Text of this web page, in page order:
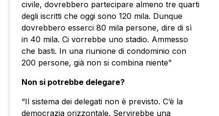
civile, dovrebbero partecipare almeno tre quarti
degli iscritti che oggi sono 120 mila. Dunque
dovrebbero esserci 80 mila persone, dire di sì
in 40 mila. Ci vorrebbe uno stadio. Ammesso
che basti. In una riunione di condominio con
200 persone, già non si combina niente”
Non si potrebbe delegare?
“Il sistema dei delegati non è previsto. C’è la
democrazia orizzontale. Servirebbe una